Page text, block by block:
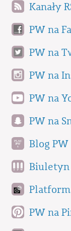
Kanały
PW na
PW na
PW na
PW na
PW na
Blog PW
Biuletyn
PW na